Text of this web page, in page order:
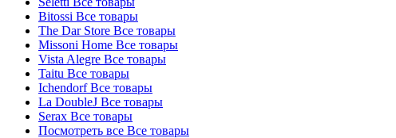
Bitossi Все товары
The Dar Store Все товары
Missoni Home Все товары
Vista Alegre Все товары
Taitu Все товары
IchendorfВсе товары
La DoubleJ Все товары
Serax Все товары
Посмотреть все Все товары